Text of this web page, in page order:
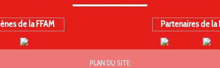
de la FFAM Partenaires de la
PLAN DU SITE